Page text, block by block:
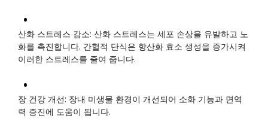
산화 스트레스 감소: 산화 스트레스는 세포 손상을 유발하고 노
화를 촉진합니다. 간헐적 단식은 항산화 효소 생성을 증가시켜
이러한 스트레스를 줄여 줍니다.
장 건강 개선: 장내 미생물 환경이 개선되어 소화 기능과 면역
력 증진에 도움이 됩니다.